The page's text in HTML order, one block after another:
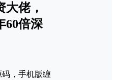
大佬，
60倍深